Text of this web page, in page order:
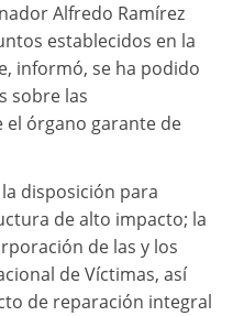
Alfredo Ramírez
establecidos en la
informó, se ha podido
sobre las
el órgano garante de
disposición para
de alto impacto; la
de las y los
de Víctimas, así
de reparación integral